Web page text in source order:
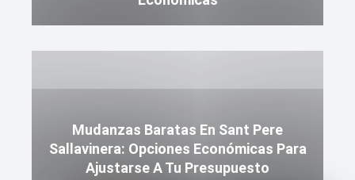
Mudanzas Baratas En Sant Pere
Sallavinera: Opciones Económicas Para
Ajustarse A Tu Presupuesto